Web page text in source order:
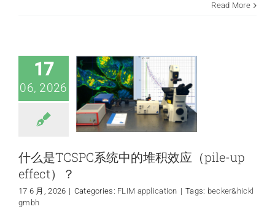
Read More
17
06, 2026
FLIM application
什么是TCSPC系统中的堆积效应（pile-up
effect）？
17 6 月, 2026 | Categories: FLIM application | Tags: becker&hickl
gmbh